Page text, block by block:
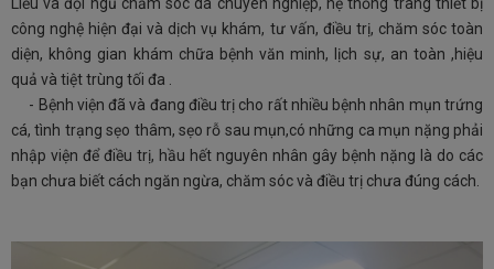
Liễu và đội ngũ chăm sóc da chuyên nghiệp, hệ thống trang thiết bị
công nghệ hiện đại và dịch vụ khám, tư vấn, điều trị, chăm sóc toàn
diện, không gian khám chữa bệnh văn minh, lịch sự, an toàn ,hiệu
quả và tiệt trùng tối đa .
- Bệnh viện đã và đang điều trị cho rất nhiều bệnh nhân mụn trứng
cá, tình trạng sẹo thâm, sẹo rỗ sau mụn,có những ca mụn nặng phải
nhập viện để điều trị, hầu hết nguyên nhân gây bệnh nặng là do các
bạn chưa biết cách ngăn ngừa, chăm sóc và điều trị chưa đúng cách.